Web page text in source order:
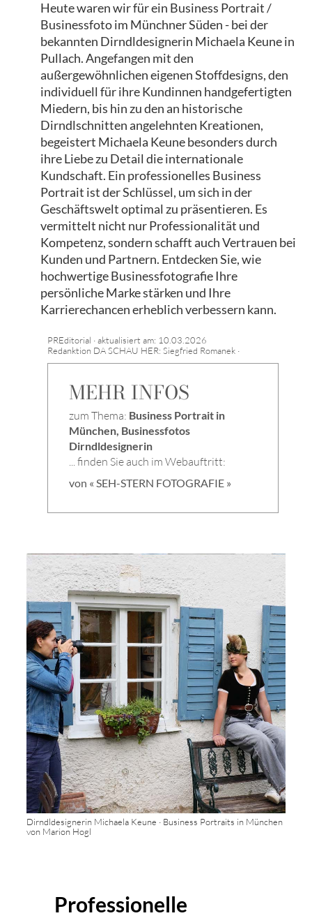
Heute waren wir für ein Business Portrait /
Businessfoto im Münchner Süden - bei der
bekannten Dirndldesignerin Michaela Keune in
Pullach. Angefangen mit den
außergewöhnlichen eigenen Stoffdesigns, den
individuell für ihre Kundinnen handgefertigten
Miedern, bis hin zu den an historische
Dirndlschnitten angelehnten Kreationen,
begeistert Michaela Keune besonders durch
ihre Liebe zu Detail die internationale
Kundschaft. Ein professionelles Business
Portrait ist der Schlüssel, um sich in der
Geschäftswelt optimal zu präsentieren. Es
vermittelt nicht nur Professionalität und
Kompetenz, sondern schafft auch Vertrauen bei
Kunden und Partnern. Entdecken Sie, wie
hochwertige Businessfotografie Ihre
persönliche Marke stärken und Ihre
Karrierechancen erheblich verbessern kann.
PREditorial · aktualisiert am: 10.03.2026
Redanktion DA SCHAU HER: Siegfried Romanek ·
MEHR INFOS
zum Thema: Business Portrait in
München, Businessfotos
Dirndldesignerin
... finden Sie auch im Webauftritt:
von « SEH-STERN FOTOGRAFIE »
Dirndldesignerin Michaela Keune · Business Portraits in München
von Marion Hogl
Professionelle